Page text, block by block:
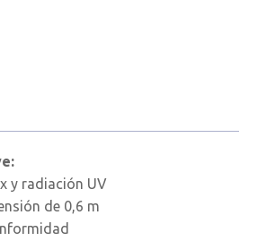
y radiación UV
de 0,6 m